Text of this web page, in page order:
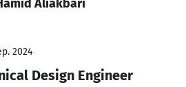
Aliakbari
2024
Design Engineer